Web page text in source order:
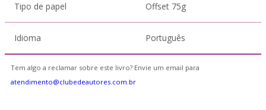
Tipo de papel Offset 75g
Idioma Português
Tem algo a reclamar sobre este livro? Envie um email para
atendimento@clubedeautores.com.br